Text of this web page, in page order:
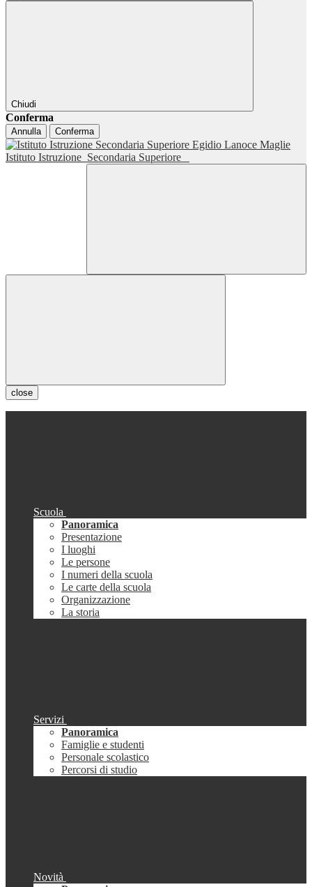
Chiudi
Conferma
Annulla Conferma
Istituto Istruzione Secondaria Superiore
close
Scuola
Panoramica
Presentazione
I luoghi
Le persone
I numeri della scuola
Le carte della scuola
Organizzazione
La storia
Servizi
Panoramica
Famiglie e studenti
Personale scolastico
Percorsi di studio
Novità